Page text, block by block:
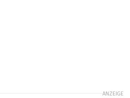
ANZEIGE